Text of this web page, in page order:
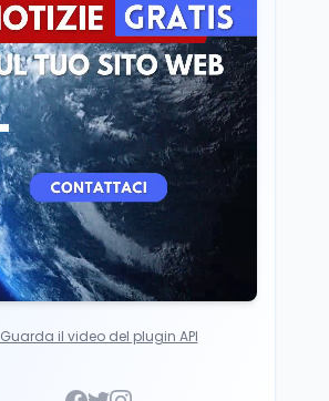
superato la Maturità in
Italia
Scuola5 ago
Maturità 2026, 100 e
lode da record: 14.123
diplomi con voto
massimo
Guarda il video del plugin API